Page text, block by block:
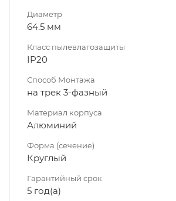
Диаметр
64.5 мм
Класс пылевлагозащиты
IP20
Способ Монтажа
на трек 3-фазный
Материал корпуса
Алюминий
Форма (сечение)
Круглый
Гарантийный срок
5 год(а)